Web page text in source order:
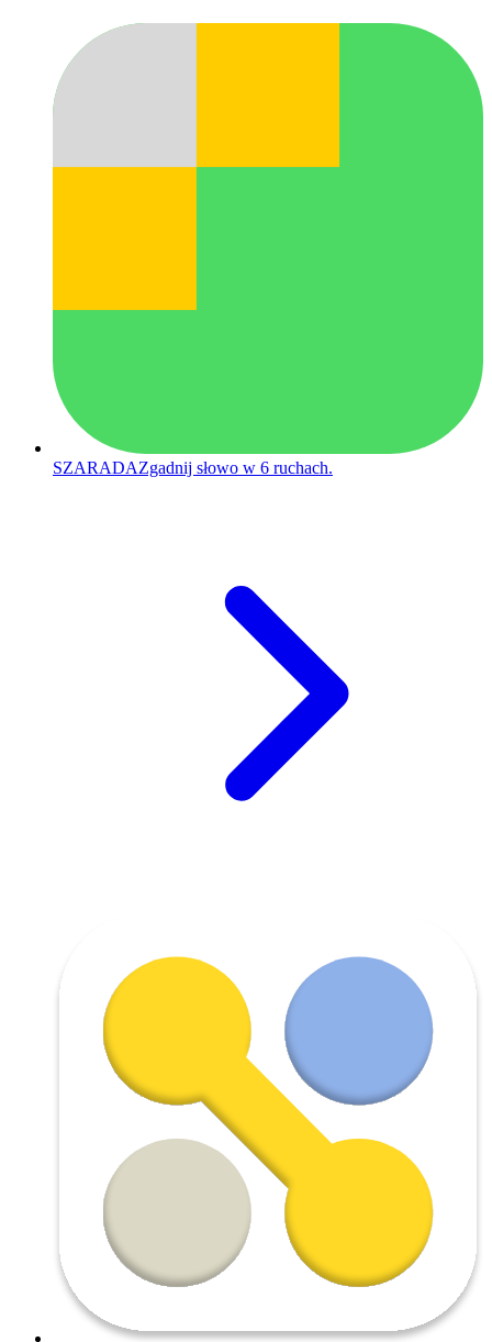
SZARADAZgadnij słowo w 6 ruchach.